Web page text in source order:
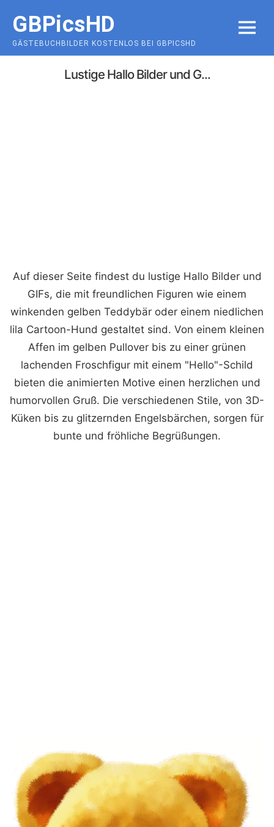
content
GBPicsHD
GÄSTEBUCHBILDER KOSTENLOS BEI GBPICSHD
MENU
Lustige Hallo Bilder und G...
Auf dieser Seite findest du lustige Hallo Bilder und
GIFs, die mit freundlichen Figuren wie einem
winkenden gelben Teddybär oder einem niedlichen
lila Cartoon-Hund gestaltet sind. Von einem kleinen
Affen im gelben Pullover bis zu einer grünen
lachenden Froschfigur mit einem "Hello"-Schild
bieten die animierten Motive einen herzlichen und
humorvollen Gruß. Die verschiedenen Stile, von 3D-
Küken bis zu glitzernden Engelsbärchen, sorgen für
bunte und fröhliche Begrüßungen.